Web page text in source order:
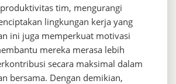
tim, mengurangi
lingkungan kerja yang
ini juga memperkuat motivasi
mereka merasa lebih
secara maksimal dalam
bersama. Dengan demikian,